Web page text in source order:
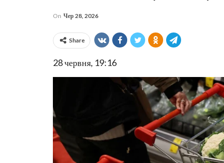
On Чер 28, 2026
Share
28 червня, 19:16